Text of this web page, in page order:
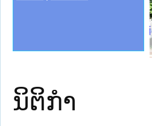
Ministry of Justice Lao
ຊາຊົນ ພາກເໜືອ
ການ
ກາງ
ກໃຕ້
ນຕຳຫຼວດປະຊາຊົນ
ສັນຕິບານປະຊາຊົນ
ກເໜືອ
ຊາຊົນ ພາກກາງ
ນິຕິກໍາ